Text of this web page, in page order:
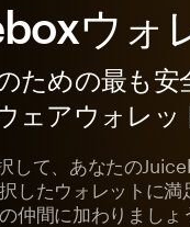
ウォ
ための最も安
ェアウォレッ
して、あなたの
したウォレットに
仲間に加わりましょ